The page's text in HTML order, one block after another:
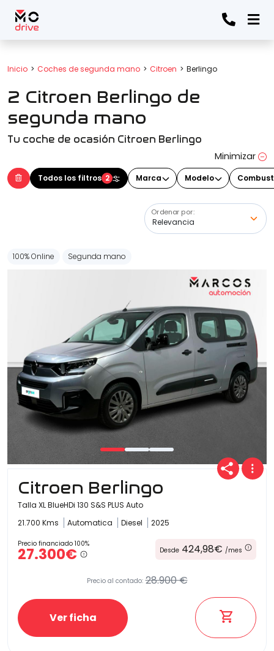
Inicio Coches de segunda mano Citroen Berlingo
2 Citroen Berlingo de
segunda mano
Tu coche de ocasión Citroen Berlingo
Minimizar
Todos los filtros 2 Marca Modelo
Ordenar por:
Todos los filtros
Marca
(Elige una o varias marcas)
(Elige uno o varios modelos)
Cuota
Año
Combustible
(Elige una o varias opciones)
Etiqueta medioambiental
100% Online Segunda mano
Citroen Berlingo
Talla XL BlueHDi 130 S&S PLUS Auto
21.700 Kms
Automatica Diesel 2025
Precio financiado 100%
27.300€ Desde 424,98€ /mes
Precio al contado: 28.900 €
Ver ficha